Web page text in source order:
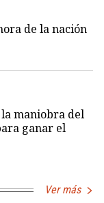
de la nación
maniobra del
ganar el
Ver más